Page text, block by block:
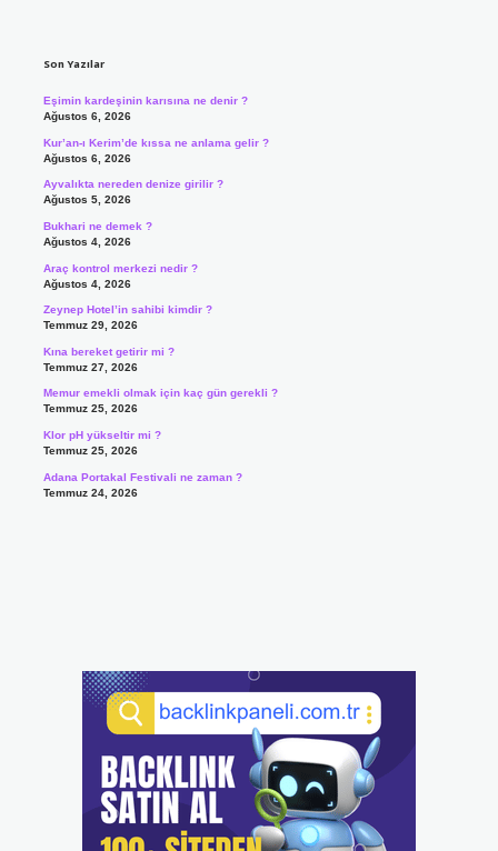
Son Yazılar
Eşimin kardeşinin karısına ne denir ?
Ağustos 6, 2026
Kur’an-ı Kerim’de kıssa ne anlama gelir ?
Ağustos 6, 2026
Ayvalıkta nereden denize girilir ?
Ağustos 5, 2026
Bukhari ne demek ?
Ağustos 4, 2026
Araç kontrol merkezi nedir ?
Ağustos 4, 2026
Zeynep Hotel’in sahibi kimdir ?
Temmuz 29, 2026
Kına bereket getirir mi ?
Temmuz 27, 2026
Memur emekli olmak için kaç gün gerekli ?
Temmuz 25, 2026
Klor pH yükseltir mi ?
Temmuz 25, 2026
Adana Portakal Festivali ne zaman ?
Temmuz 24, 2026